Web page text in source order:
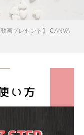
画プレゼント】 CANVA